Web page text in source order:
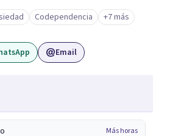
y de la manera en que nuestras
nuestra forma de sentir, pensar y
mental basado en la
conocimientos y herramientas de
informado en trauma para
a comprender sus conflictos
Codependencia +7 más
Email
Más horas